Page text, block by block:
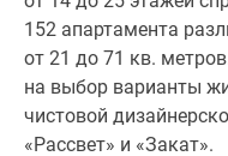
Подмосковья
Студии
комнатные
152 апартамента
от 21 до 71 кв.
на выбор варианты
чистовой
«Рассвет» и «Закат».